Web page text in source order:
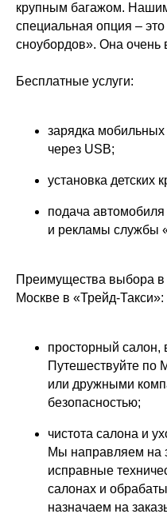
крупным багажом.
специальная опция –
сноубордов». Она очень
Бесплатные услуги:
зарядка
через USB;
установка детских
подача автомобиля
и рекламы службы
Преимущества выбора в
Москве в «Трейд-Такси»:
просторный салон,
Путешествуйте по
или дружными
безопасностью;
чистота салона и
Мы направляем на
исправные
салонах и
назначаем на